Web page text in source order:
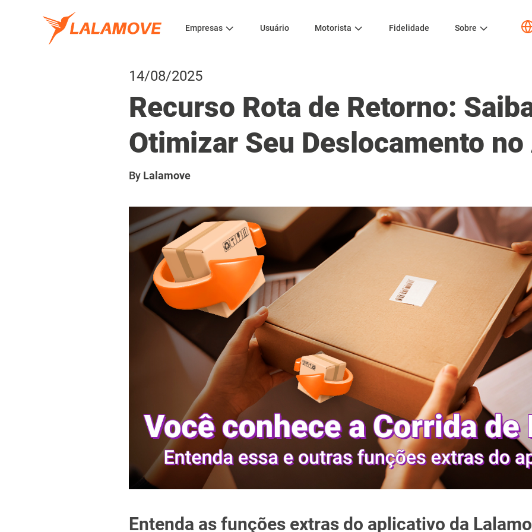
Empresas Usuário Motorista Fidelidade Sobre
14/08/2025
Recurso Rota de Retorno:
Otimizar Seu Deslocamento no
By Lalamove
Entenda as funções extras do aplicativo da